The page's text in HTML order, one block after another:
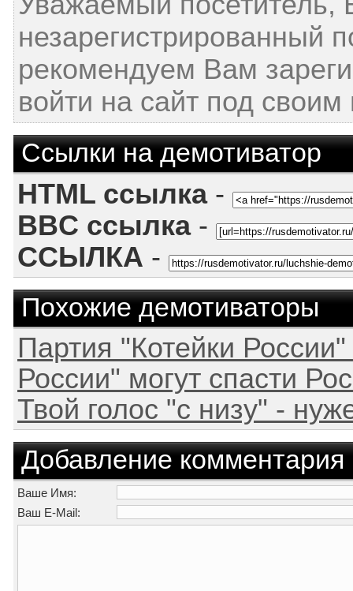
незарегистрированный
рекомендуем Вам
войти на сайт под
Ссылки на демотиватор
HTML ссылка-
BBC ссылка-
ССЫЛКА -
Похожие демотиваторы
Партия "Котейки
России" могут спасти
Твой голос "с низу" -
Добавление комментария
Ваше Имя:
Ваш E-Mail: